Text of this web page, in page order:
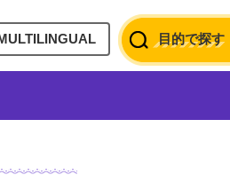
目的で探す